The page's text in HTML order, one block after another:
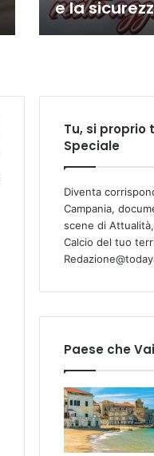
e la
Tu, si proprio
Speciale
Diventa
Campania,
scene di
Calcio del tuo
Paese che